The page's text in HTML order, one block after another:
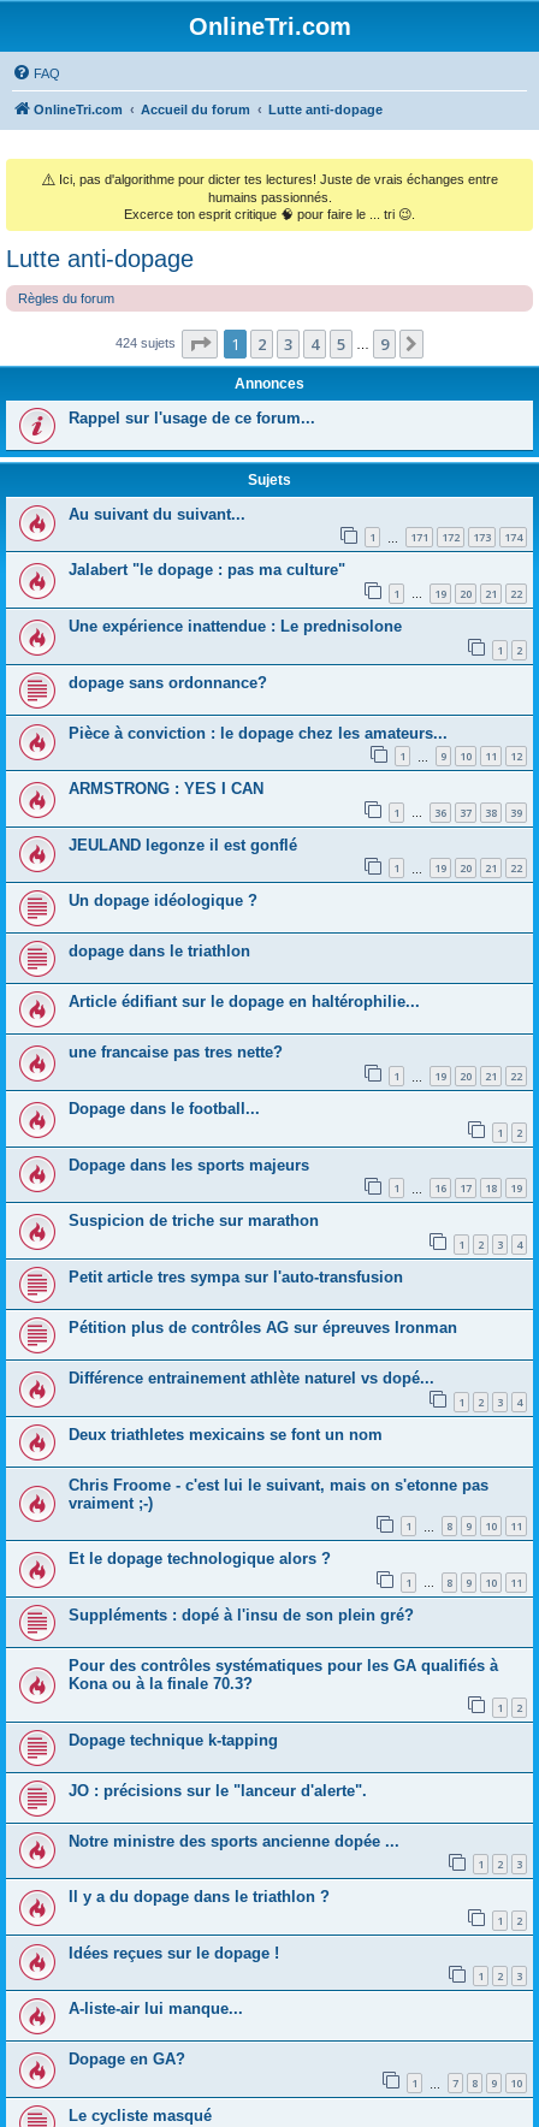
OnlineTri.com
FAQ
OnlineTri.com Accueil du forum Lutte anti-dopage
⚠️ Ici, pas d'algorithme pour dicter tes lectures! Juste de vrais échanges entre
humains passionnés.
Excerce ton esprit critique 🧠 pour faire le ... tri 😉.
Lutte anti-dopage
Règles du forum
424 sujets Page 1sur
1 2 3 4 5 9
Annonces
Rappel sur l'usage de ce forum...
Sujets
Au suivant du suivant...
1 171 172 173 174
Jalabert "le dopage : pas ma culture"
1 … 19 20 21 22
Une expérience inattendue : Le prednisolone
1 2
dopage sans ordonnance?
Pièce à conviction : le dopage chez les amateurs...
1 9 10 11 12
ARMSTRONG : YES I CAN
1 … 36 37 38 39
JEULAND legonze il est gonflé
1 19 20 21 22
Un dopage idéologique ?
dopage dans le triathlon
Article édifiant sur le dopage en haltérophilie...
une francaise pas tres nette?
1 19 20 21 22
Dopage dans le football...
1 2
Dopage dans les sports majeurs
1 16 17 18 19
Suspicion de triche sur marathon
1 2 3 4
Petit article tres sympa sur l'auto-transfusion
Pétition plus de contrôles AG sur épreuves Ironman
Différence entrainement athlète naturel vs dopé...
1 2 3 4
Deux triathletes mexicains se font un nom
Chris Froome - c'est lui le suivant, mais on s'etonne pas
vraiment ;-)
1 8 9 10 11
Et le dopage technologique alors ?
1 … 8 9 10 11
Suppléments : dopé à l'insu de son plein gré?
Pour des contrôles systématiques pour les GA qualifiés à
Kona ou à la finale 70.3?
1 2
Dopage technique k-tapping
JO : précisions sur le "lanceur d'alerte".
Notre ministre des sports ancienne dopée ...
1 2 3
Il y a du dopage dans le triathlon ?
1 2
Idées reçues sur le dopage !
1 2 3
A-liste-air lui manque...
Dopage en GA?
1 7 8 9 10
Le cycliste masqué